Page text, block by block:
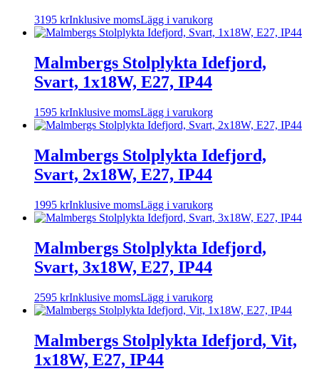
3195 krInklusive momsLägg i varukorg
Malmbergs Stolplykta Idefjord,
Svart, 1x18W, E27, IP44
1595 krInklusive momsLägg i varukorg
Malmbergs Stolplykta Idefjord,
Svart, 2x18W, E27, IP44
1995 krInklusive momsLägg i varukorg
Malmbergs Stolplykta Idefjord,
Svart, 3x18W, E27, IP44
2595 krInklusive momsLägg i varukorg
Malmbergs Stolplykta Idefjord, Vit,
1x18W, E27, IP44